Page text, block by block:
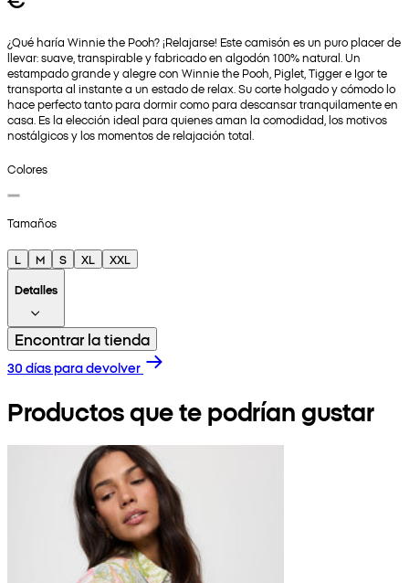
¿Qué haría Winnie the Pooh? ¡Relajarse! Este camisón es un puro placer de
llevar: suave, transpirable y fabricado en algodón 100% natural. Un
estampado grande y alegre con Winnie the Pooh, Piglet, Tigger e Igor te
transporta al instante a un estado de relax. Su corte holgado y cómodo lo
hace perfecto tanto para dormir como para descansar tranquilamente en
casa. Es la elección ideal para quienes aman la comodidad, los motivos
nostálgicos y los momentos de relajación total.
Colores
Tamaños
L M S XL
XXL
Detalles
Encontrar la tienda
30 días para devolver
Productos que te podrían gustar